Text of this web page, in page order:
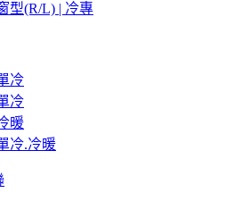
型(R/L) | 冷專
冷
冷
暖
冷.冷暖